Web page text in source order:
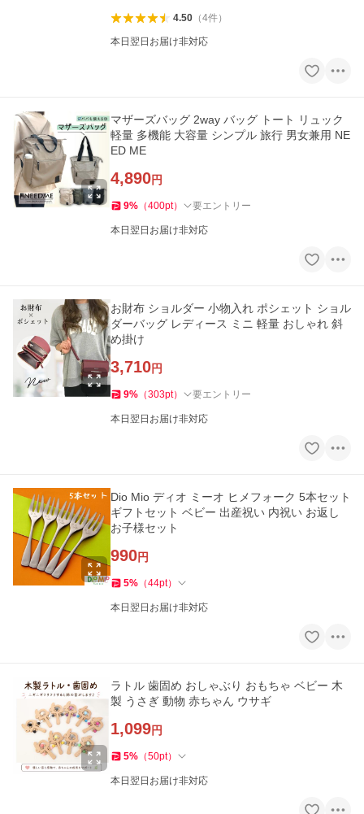
4.50（4件）
本日翌日お届け非対応
マザーズバッグ 2way バッグ トート リュック
軽量 多機能 大容量 シンプル 旅行 男女兼用 NE
ED ME
4,890円
9% （400pt） 要エントリー
本日翌日お届け非対応
お財布 ショルダー 小物入れ ポシェット ショル
ダーバッグ レディース ミニ 軽量 おしゃれ 斜
め掛け
3,710円
9% （303pt） 要エントリー
本日翌日お届け非対応
Dio Mio ディオ ミーオ ヒメフォーク 5本セット
ギフトセット ベビー 出産祝い 内祝い お返し
お子様セット
990円
5% （44pt）
本日翌日お届け非対応
ラトル 歯固め おしゃぶり おもちゃ ベビー 木
製 うさぎ 動物 赤ちゃん ウサギ
1,099円
5% （50pt）
本日翌日お届け非対応